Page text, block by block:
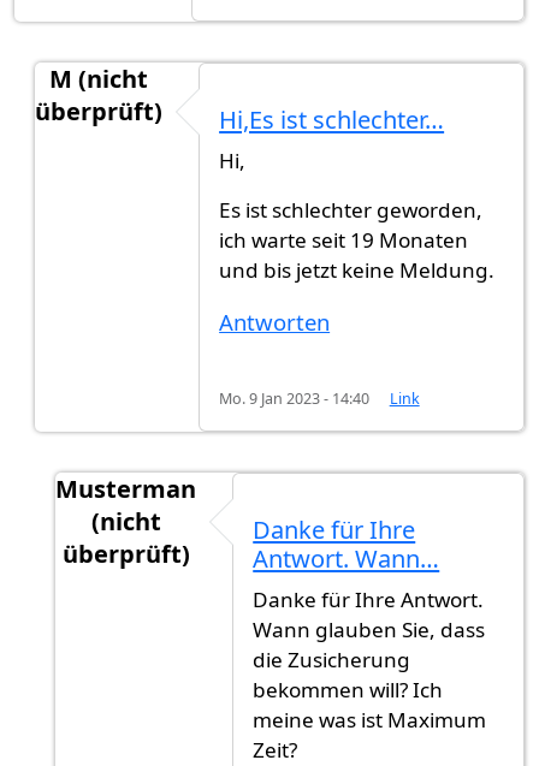
M (nicht
überprüft)
HalloGibt es jemand jetz…von
Hi,Es ist schlechter…
Hi,
Es ist schlechter geworden,
ich warte seit 19 Monaten
und bis jetzt keine Meldung.
Antworten
Mo. 9 Jan 2023 - 14:40 Link
Musterman
(nicht
überprüft)
Hi,Es ist schlechter… von
Danke für Ihre
Antwort. Wann…
Danke für Ihre Antwort.
Wann glauben Sie, dass
die Zusicherung
bekommen will? Ich
meine was ist Maximum
Zeit?